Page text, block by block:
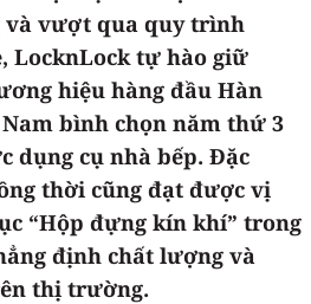
và vượt qua quy trình
LocknLock tự hào giữ
hiệu hàng đầu Hàn
bình chọn năm thứ 3
dụng cụ nhà bếp. Đặc
thời cũng đạt được vị
“Hộp đựng kín khí” trong
định chất lượng và
thị trường.